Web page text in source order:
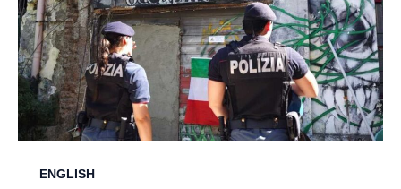
ENGLISH